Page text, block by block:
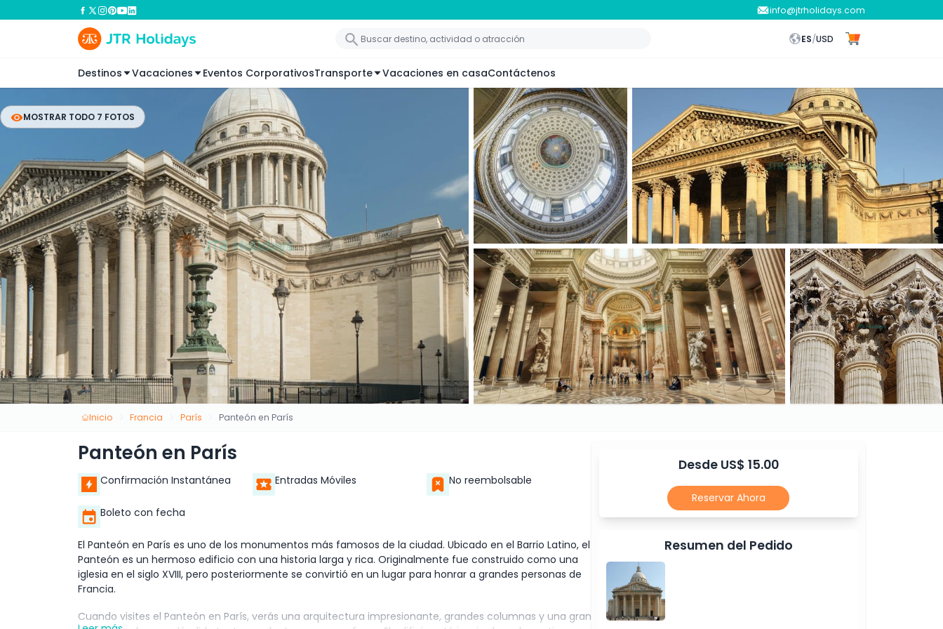
info@jtrholidays.com
ES/USD
Destinos Vacaciones Eventos CorporativosTransporte Vacaciones en casaContáctenos
MOSTRAR TODO 7 FOTOS
Inicio Francia París Panteón en París
Panteón en París
Confirmación Instantánea Entradas Móviles No reembolsable
Boleto con fecha
El Panteón en París es uno de los monumentos más famosos de la ciudad. Ubicado en el Barrio Latino, el
Panteón es un hermoso edificio con una historia larga y rica. Originalmente fue construido como una
iglesia en el siglo XVIII, pero posteriormente se convirtió en un lugar para honrar a grandes personas de
Francia.
Cuando visites el Panteón en París, verás una arquitectura impresionante, grandes columnas y una gran
Desde US$ 15.00
Reservar Ahora
Resumen del Pedido